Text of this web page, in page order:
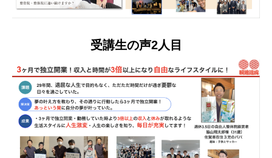
受講生の声2人目